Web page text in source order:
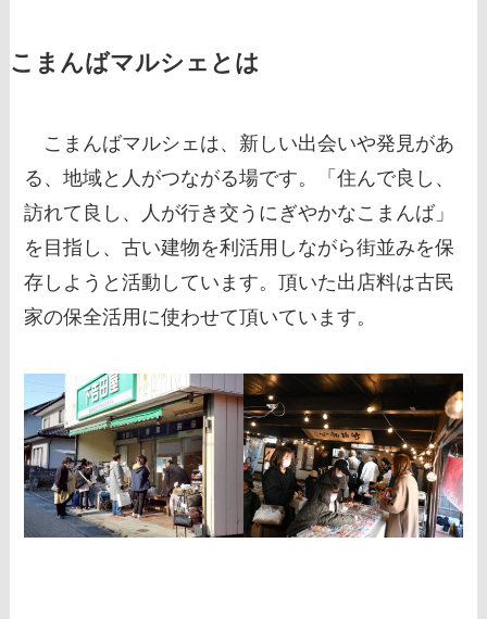
こまんばマルシェとは
こまんばマルシェは、新しい出会いや発見があ
る、地域と人がつながる場です。「住んで良し、
訪れて良し、人が行き交うにぎやかなこまんば」
を目指し、古い建物を利活用しながら街並みを保
存しようと活動しています。頂いた出店料は古民
家の保全活用に使わせて頂いています。